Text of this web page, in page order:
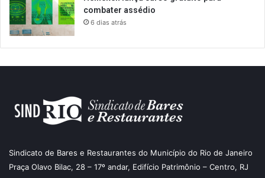
combater assédio
6 dias atrás
Sindicato de Bares e Restaurantes do Município do Rio de Janeiro
Praça Olavo Bilac, 28 – 17º andar, Edifício Patrimônio – Centro, RJ